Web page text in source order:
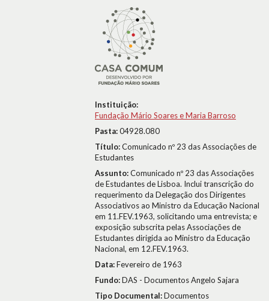
Instituição:
Fundação Mário Soares e Maria Barroso
Pasta:04928.080
Título:Comunicado nº 23 das Associações de
Estudantes
Assunto:Comunicado nº 23 das Associações
de Estudantes de Lisboa. Inclui transcrição do
requerimento da Delegação dos Dirigentes
Associativos ao Ministro da Educação Nacional
em 11.FEV.1963, solicitando uma entrevista; e
exposição subscrita pelas Associações de
Estudantes dirigida ao Ministro da Educação
Nacional, em 12.FEV.1963.
Data:Fevereiro de 1963
Fundo:DAS - Documentos Angelo Sajara
Tipo Documental:Documentos